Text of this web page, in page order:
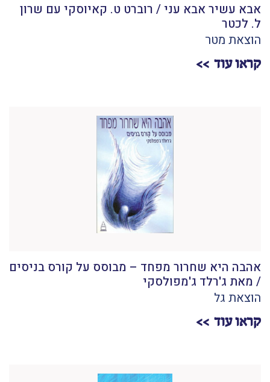
אבא עשיר אבא עני / רוברט ט. קאיוסקי עם שרון
ל. לכטר
הוצאת מטר
קראו עוד
אהבה היא שחרור מפחד – מבוסס על קורס בניסים
/ מאת ג'רלד ג'מפולסקי
הוצאת גל
קראו עוד